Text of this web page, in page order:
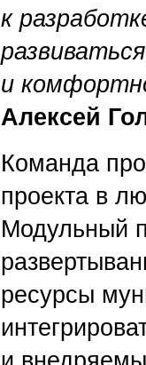
к
и
Алексей
Команда
проекта в
Модульный
ресурсы